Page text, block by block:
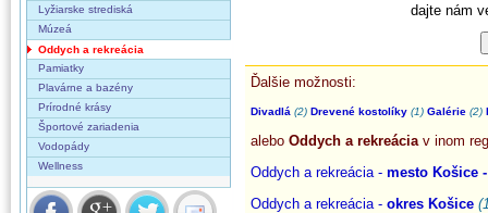
Lyžiarske strediská
Múzeá
Oddych a rekreácia
Pamiatky
Plavárne a bazény
Prírodné krásy
Športové zariadenia
Vodopády
Wellness
dajte nám
Ďalšie možnosti:
Divadlá (2) Drevené kostolíky (1) Galérie (2)
alebo Oddych a rekreáciav inom
Oddych a rekreácia - mesto Košice
Oddych a rekreácia - okres Košice